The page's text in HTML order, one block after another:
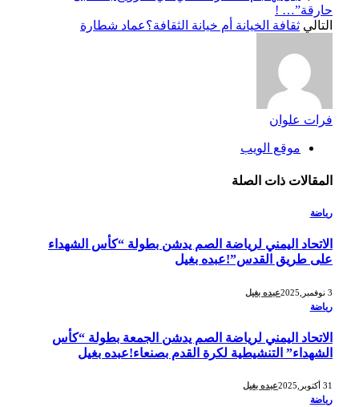
حارقة”… !
التالي ثقافة الخيانة أم خيانة الثقافة؟عماد شطارة
فرات علوان
موقع الويب
المقالاتذات الصلة
رياضة
الاتحاد اليمني لرياضة الصم يدشن بطولة “كأس الشهداء
على طريق القدس”!عبده بغيل
عبده بغيل
رياضة
الاتحاد اليمني لرياضة الصم يدشن الجمعة بطولة “كأس
الشهداء” التنشيطية لكرة القدم بصنعاء!عبده بغيل
31 أكتوبر,2025 عبده بغيل
رياضة